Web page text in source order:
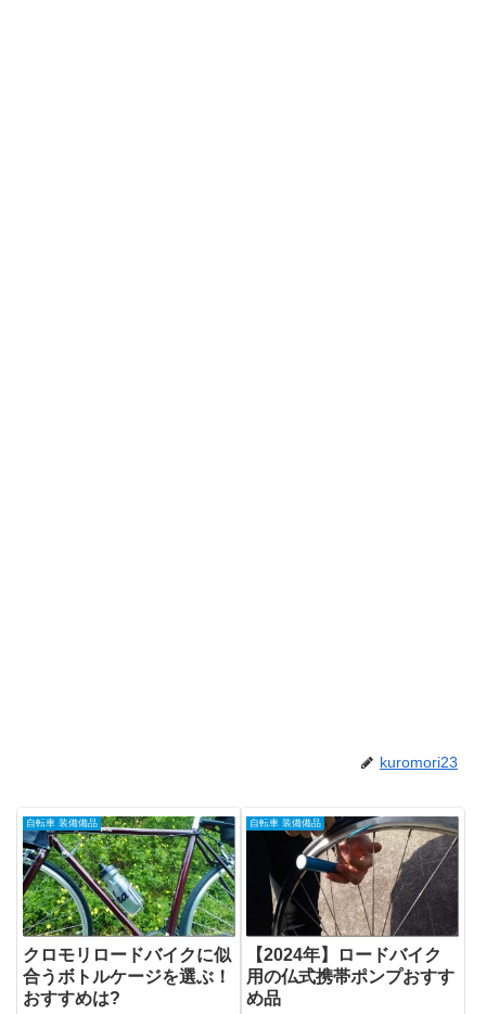
kuromori23
自転車 装備備品
クロモリロードバイクに似
合うボトルケージを選ぶ！
おすすめは?
自転車 装備備品
【2024年】ロードバイク
用の仏式携帯ポンプおすす
め品